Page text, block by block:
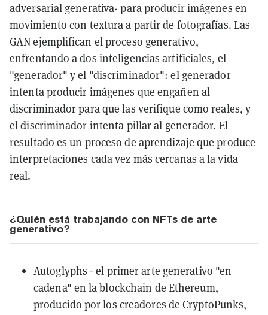
adversarial generativa- para producir imágenes en
movimiento con textura a partir de fotografías. Las
GAN ejemplifican el proceso generativo,
enfrentando a dos inteligencias artificiales, el
"generador" y el "discriminador": el generador
intenta producir imágenes que engañen al
discriminador para que las verifique como reales, y
el discriminador intenta pillar al generador. El
resultado es un proceso de aprendizaje que produce
interpretaciones cada vez más cercanas a la vida
real.
¿Quién está trabajando con NFTs de arte
generativo?
Autoglyphs - el primer arte generativo "en
cadena" en la blockchain de Ethereum,
producido por los creadores de CryptoPunks,